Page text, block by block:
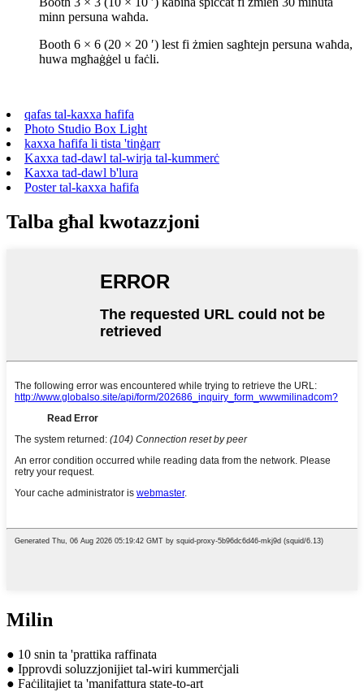
minn persuna waħda.
Booth 6 × 6 (20 × 20 ′) lest fi żmien sagħtejn persuna waħda,
huwa mgħaġġel u faċli.
qafas tal-kaxxa ħafifa
Photo Studio Box Light
kaxxa ħafifa li tista 'tinġarr
Kaxxa tad-dawl tal-wirja tal-kummerċ
Kaxxa tad-dawl b'lura
Poster tal-kaxxa ħafifa
Talba għal kwotazzjoni
Milin
● 10 snin ta 'prattika raffinata
● Ipprovdi soluzzjonijiet tal-wiri kummerċjali
● Faċilitajiet ta 'manifattura state-to-art